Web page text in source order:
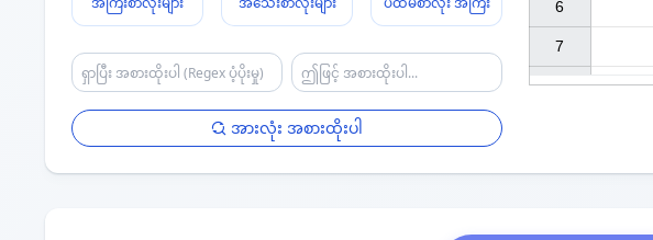
အားလုံး အစားထိုးပါ
6
7